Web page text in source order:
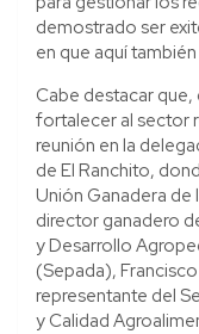
demostrado ser
en que aquí
Cabe destacar
fortalecer al sector
reunión en la
de El Ranchito,
Unión Ganadera de
director ganadero
y Desarrollo
(Sepada),
representante del
y Calidad